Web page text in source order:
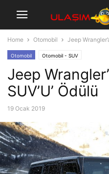
Home Otomobil Jeep
Otomobil Otomobil - SUV
Jeep
SUV’U’ Ödülü
19 Ocak 2019